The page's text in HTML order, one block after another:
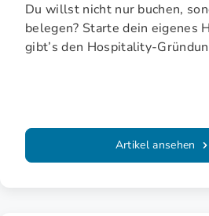
Du willst nicht nur buchen,
belegen? Starte dein eigenes
gibt’s den Hospitality-
Artikel ansehen